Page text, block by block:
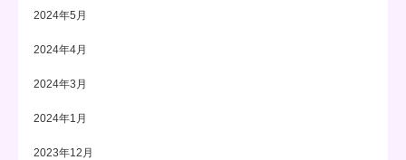
2024年5月
2024年4月
2024年3月
2024年1月
2023年12月